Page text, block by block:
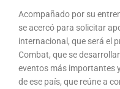
Acompañado por su
se acercó para solicitar
internacional, que será el
Combat, que se
eventos más importantes
de ese país, que reúne a